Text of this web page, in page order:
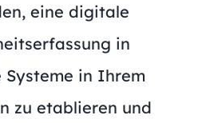
eine digitale
in
Systeme in Ihrem
zu etablieren und